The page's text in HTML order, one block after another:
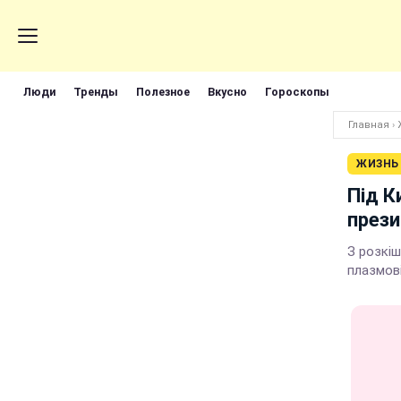
Люди Тренды Полезное Вкусно Гороскопы
Главная ›
ЖИЗНЬ
Під
З